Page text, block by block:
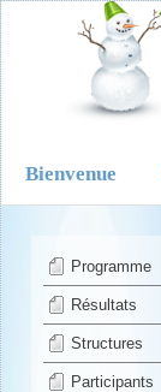
Bienvenue
Programme
Résultats
Structures
Participants